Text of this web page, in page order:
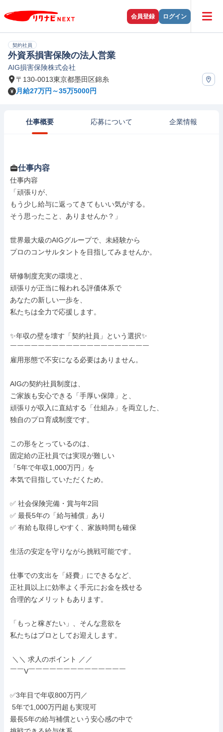
会員登録 ログイン
契約社員
外資系損害保険の法人営業
AIG損害保険株式会社
〒130-0013東京都墨田区錦糸
月給27万円～35万5000円
仕事概要 応募について 企業情報
仕事内容
仕事内容
「頑張りが、
もう少し給与に返ってきてもいい気がする。
そう思ったこと、ありませんか？」
世界最大級のAIGグループで、未経験から
プロのコンサルタントを目指してみませんか。
研修制度充実の環境と、
頑張りが正当に報われる評価体系で
あなたの新しい一歩を、
私たちは全力で応援します。
✨年収の壁を壊す「契約社員」という選択✨
￣￣￣￣￣￣￣￣￣￣￣￣￣￣￣￣￣￣￣￣
雇用形態で不安になる必要はありません。
AIGの契約社員制度は、
ご家族も安心できる「手厚い保障」と、
頑張りが収入に直結する「仕組み」を両立した、
独自のプロ育成制度です。
この形をとっているのは、
固定給の正社員では実現が難しい
「5年で年収1,000万円」を
本気で目指していただくため。
✅ 社会保険完備・賞与年2回
✅ 最長5年の「給与補償」あり
✅ 有給も取得しやすく、家族時間も確保
生活の安定を守りながら挑戦可能です。
仕事での支出を「経費」にできるなど、
正社員以上に効率よく手元にお金を残せる
合理的なメリットもあります。
「もっと稼ぎたい」、そんな意欲を
私たちはプロとしてお迎えします。
￣￣V￣￣￣￣￣￣￣￣￣￣￣￣￣￣
✅3年目で年収800万円／
最長5年の給与補償という安心感の中で